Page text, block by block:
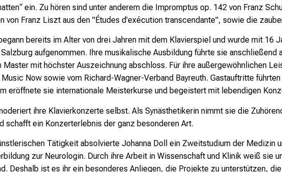
ein. Zu hören sind unter anderem die Impromptus op. 142 von Franz
von Franz Liszt aus den "Études d’exécution transcendante", sowie die
bereits im Alter von drei Jahren mit dem Klavierspiel und wurde mit 16
aufgenommen. Ihre musikalische Ausbildung führte sie
Master mit höchster Auszeichnung abschloss. Für ihre außergewöhnlichen
Music Now sowie vom Richard-Wagner-Verband Bayreuth. Gastauftritte
eröffnete sie internationale Meisterkurse und begeistert mit lebendigen
ihre Klavierkonzerte selbst. Als Synästhetikerin nimmt sie die
schafft ein Konzerterlebnis der ganz besonderen Art.
Tätigkeit absolvierte Johanna Doll ein Zweitstudium der Medizin
zur Neurologin. Durch ihre Arbeit in Wissenschaft und Klinik weiß sie
Deshalb ist es ihr ein besonderes Anliegen, die Projekte zu unterstützen,